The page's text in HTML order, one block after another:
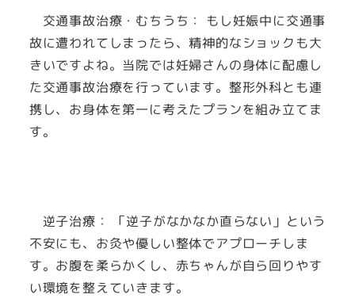
交通事故治療・むちうち： もし妊娠中に交通事
故に遭われてしまったら、精神的なショックも大
きいですよね。当院では妊婦さんの身体に配慮し
た交通事故治療を行っています。整形外科とも連
携し、お身体を第一に考えたプランを組み立てま
す。
逆子治療： 「逆子がなかなか直らない」という
不安にも、お灸や優しい整体でアプローチしま
す。お腹を柔らかくし、赤ちゃんが自ら回りやす
い環境を整えていきます。